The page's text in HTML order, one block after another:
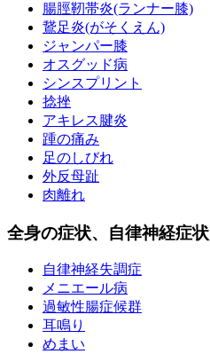
腸脛靭帯炎(ランナー膝)
鵞足炎(がそくえん)
ジャンパー膝
オスグッド病
シンスプリント
捻挫
アキレス腱炎
踵の痛み
足のしびれ
外反母趾
肉離れ
全身の症状、自律神経症状
自律神経失調症
メニエール病
過敏性腸症候群
耳鳴り
めまい